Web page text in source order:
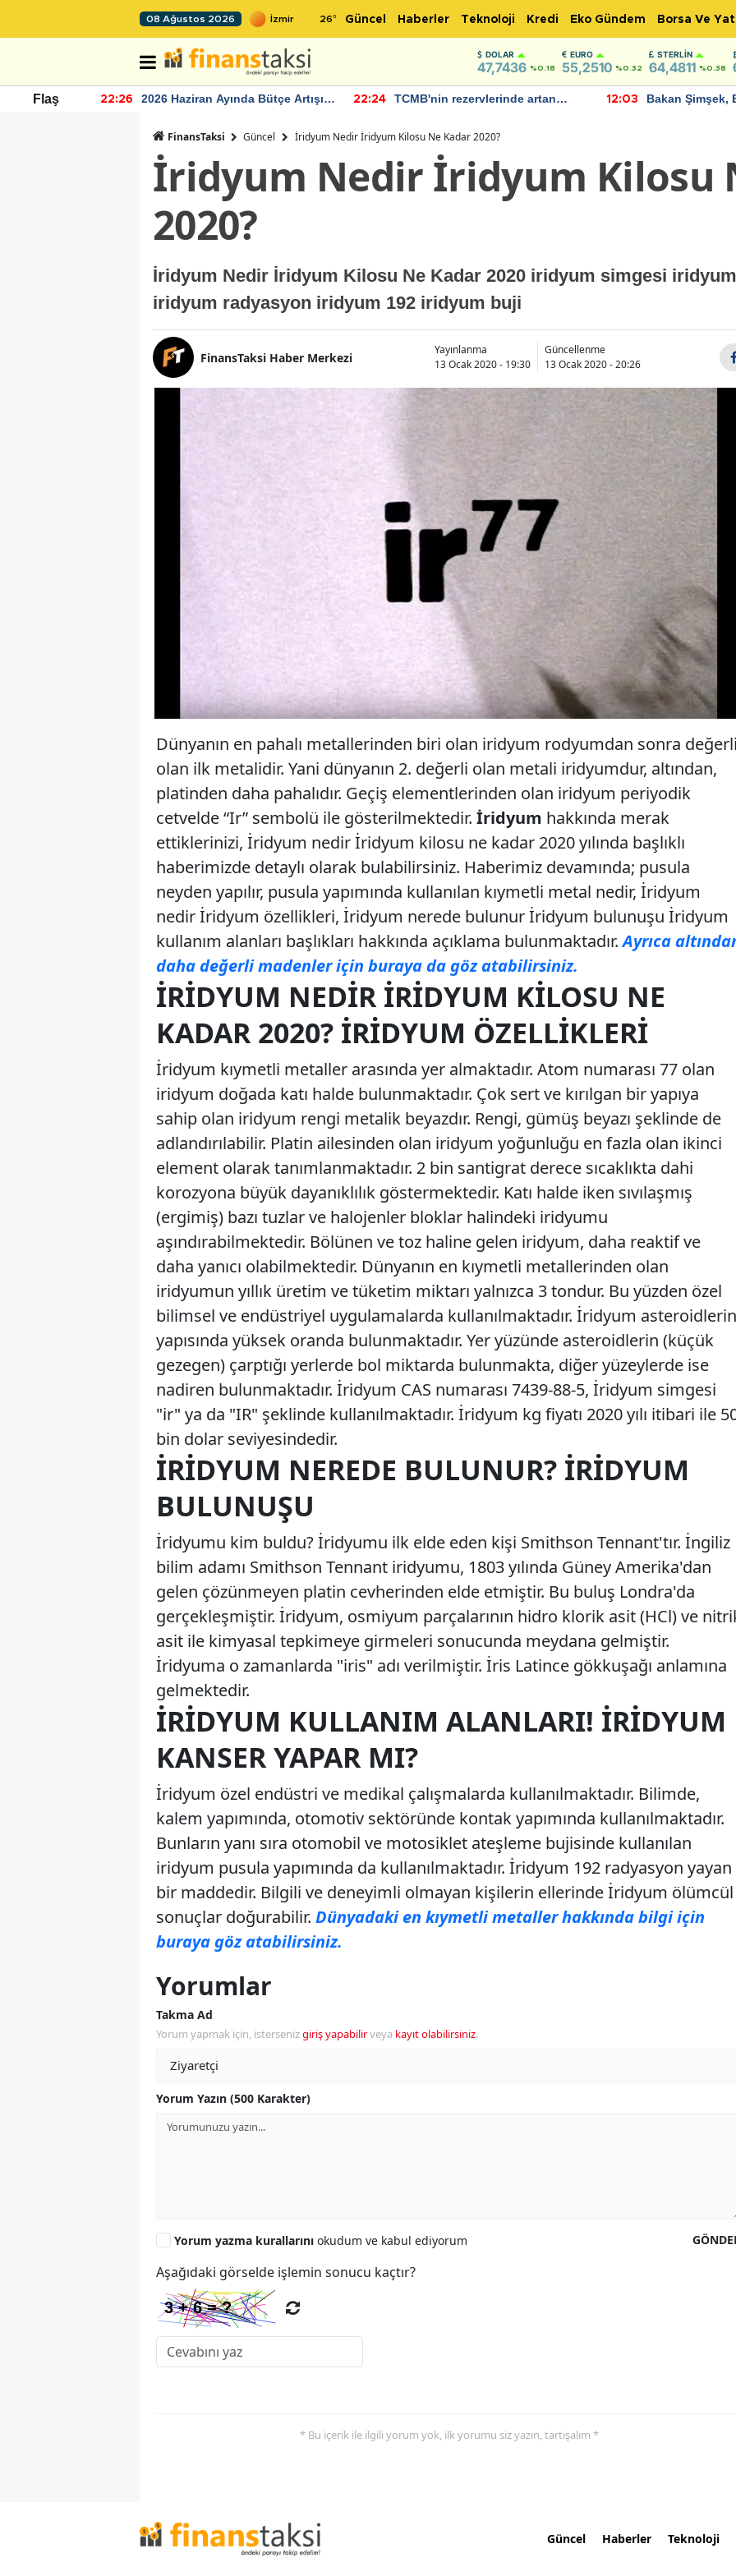
08 Ağustos 2026 26° Güncel Haberler Teknoloji Kredi Eko Gündem Borsa Ve
DOLAR
47,7436 %0.18
EURO
55,2510 %0.32
STERLIN
64,4811 %0.38
Flaş 22:26
2026 Haziran Ayında Bütçe Artışı
22:24
TCMB'nin rezervlerinde artan
12:03
Bakan Şimşek,
FinansTaksi Güncel İridyum Nedir İridyum Kilosu Ne Kadar 2020?
İridyum Nedir İridyum Kilosu
2020?
İridyum Nedir İridyum Kilosu Ne Kadar 2020 iridyum simgesi
iridyum radyasyon iridyum 192 iridyum buji
FinansTaksi Haber Merkezi
Yayınlanma
13 Ocak 2020 - 19:30
Güncellenme
13 Ocak 2020 - 20:26
Dünyanın en pahalı metallerinden biri olan iridyum rodyumdan sonra
olan ilk metalidir. Yani dünyanın 2. değerli olan metali iridyumdur, altından,
platinden daha pahalıdır. Geçiş elementlerinden olan iridyum periyodik
cetvelde “Ir” sembolü ile gösterilmektedir. İridyum hakkında merak
ettiklerinizi, İridyum nedir İridyum kilosu ne kadar 2020 yılında başlıklı
haberimizde detaylı olarak bulabilirsiniz. Haberimiz devamında; pusula
neyden yapılır, pusula yapımında kullanılan kıymetli metal nedir, İridyum
nedir İridyum özellikleri, İridyum nerede bulunur İridyum bulunuşu İridyum
kullanım alanları başlıkları hakkında açıklama bulunmaktadır.Ayrıca
daha değerli madenler için buraya da göz atabilirsiniz.
İRIDYUM NEDIR İRIDYUM KILOSU NE
KADAR 2020? İRIDYUM ÖZELLIKLERI
İridyum kıymetli metaller arasında yer almaktadır. Atom numarası 77 olan
iridyum doğada katı halde bulunmaktadır. Çok sert ve kırılgan bir yapıya
sahip olan iridyum rengi metalik beyazdır. Rengi, gümüş beyazı şeklinde de
adlandırılabilir. Platin ailesinden olan iridyum yoğunluğu en fazla olan ikinci
element olarak tanımlanmaktadır. 2 bin santigrat derece sıcaklıkta dahi
korozyona büyük dayanıklılık göstermektedir. Katı halde iken sıvılaşmış
(ergimiş) bazı tuzlar ve halojenler bloklar halindeki iridyumu
aşındırabilmektedir. Bölünen ve toz haline gelen iridyum, daha reaktif ve
daha yanıcı olabilmektedir. Dünyanın en kıymetli metallerinden olan
iridyumun yıllık üretim ve tüketim miktarı yalnızca 3 tondur. Bu yüzden özel
bilimsel ve endüstriyel uygulamalarda kullanılmaktadır. İridyum asteroidlerin
yapısında yüksek oranda bulunmaktadır. Yer yüzünde asteroidlerin (küçük
gezegen) çarptığı yerlerde bol miktarda bulunmakta, diğer yüzeylerde ise
nadiren bulunmaktadır. İridyum CAS numarası 7439-88-5, İridyum simgesi
"ir" ya da "IR" şeklinde kullanılmaktadır. İridyum kg fiyatı 2020 yılı itibari ile
bin dolar seviyesindedir.
İRIDYUM NEREDE BULUNUR? İRIDYUM
BULUNUŞU
İridyumu kim buldu? İridyumu ilk elde eden kişi Smithson Tennant'tır. İngiliz
bilim adamı Smithson Tennant iridyumu, 1803 yılında Güney Amerika'dan
gelen çözünmeyen platin cevherinden elde etmiştir. Bu buluş Londra'da
gerçekleşmiştir. İridyum, osmiyum parçalarının hidro klorik asit (HCl) ve
asit ile kimyasal tepkimeye girmeleri sonucunda meydana gelmiştir.
İridyuma o zamanlarda "iris" adı verilmiştir. İris Latince gökkuşağı anlamına
gelmektedir.
İRIDYUM KULLANIM ALANLARI! İRIDYUM
KANSER YAPAR MI?
İridyum özel endüstri ve medikal çalışmalarda kullanılmaktadır. Bilimde,
kalem yapımında, otomotiv sektöründe kontak yapımında kullanılmaktadır.
Bunların yanı sıra otomobil ve motosiklet ateşleme bujisinde kullanılan
iridyum pusula yapımında da kullanılmaktadır. İridyum 192 radyasyon yayan
bir maddedir. Bilgili ve deneyimli olmayan kişilerin ellerinde İridyum ölümcül
sonuçlar doğurabilir. Dünyadaki en kıymetli metaller hakkında bilgi için
buraya göz atabilirsiniz.
Yorumlar
Takma Ad
Yorum yapmak için, istersenizgiriş yapabilirveya kayıt olabilirsiniz.
Yorum Yazın (500 Karakter)
Yorum yazma kurallarını okudum ve kabul ediyorum
Aşağıdaki görselde işlemin sonucu kaçtır?
* Bu içerik ile ilgili yorum yok, ilk yorumu siz yazın, tartışalım *
Güncel Haberler Teknoloji